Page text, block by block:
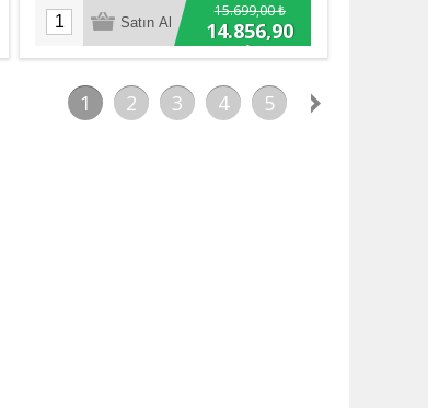
15.699,00 ₺
14.856,90
₺
1
2 3 4 5